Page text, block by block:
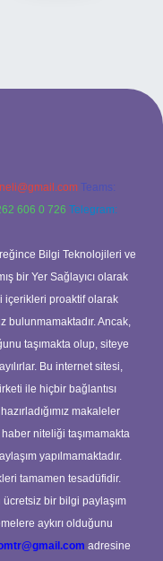
Teams:
606 0 726 Telegram:
Bilgi Teknolojileri ve
bir Yer Sağlayıcı olarak
içerikleri proaktif olarak
bulunmamaktadır. Ancak,
taşımakta olup, siteye
Bu internet sitesi,
ile hiçbir bağlantısı
makaleler
niteliği taşımamakta
yapılmamaktadır.
tamamen tesadüfidir.
bir bilgi paylaşım
aykırı olduğunu
adresine